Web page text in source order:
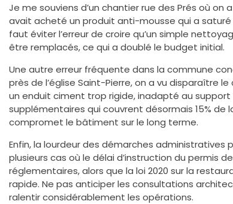
Je me souviens d’un chantier rue des Prés où on
avait acheté un produit anti-mousse qui a saturé
faut éviter l’erreur de croire qu’un simple
être remplacés, ce qui a doublé le budget initial.
Une autre erreur fréquente dans la commune
près de l’église Saint-Pierre, on a vu disparaître
un enduit ciment trop rigide, inadapté au support
supplémentaires qui couvrent désormais 15% de
compromet le bâtiment sur le long terme.
Enfin, la lourdeur des démarches administratives
plusieurs cas où le délai d’instruction du permis
réglementaires, alors que la loi 2020 sur la
rapide. Ne pas anticiper les consultations
ralentir considérablement les opérations.